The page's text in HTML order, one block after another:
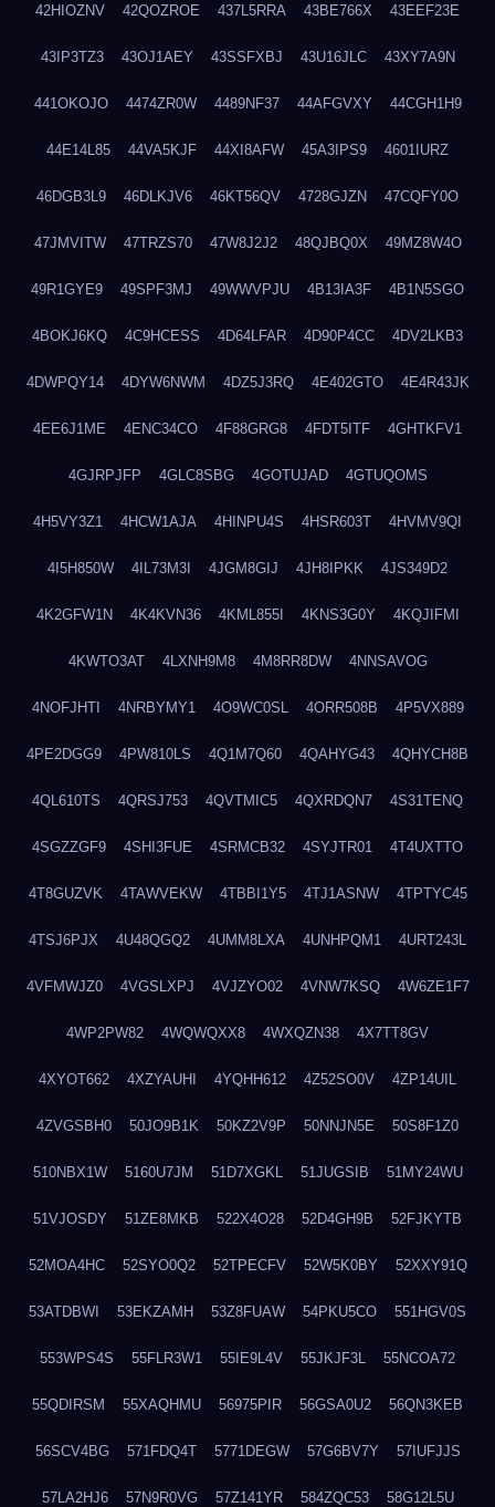
42HIOZNV 42QOZROE 437L5RRA 43BE766X 43EEF23E
43IP3TZ3 43OJ1AEY 43SSFXBJ 43U16JLC 43XY7A9N
441OKOJO 4474ZR0W 4489NF37 44AFGVXY 44CGH1H9
44E14L85 44VA5KJF 44XI8AFW 45A3IPS9 4601IURZ
46DGB3L9 46DLKJV6 46KT56QV 4728GJZN 47CQFY0O
47JMVITW 47TRZS70 47W8J2J2 48QJBQ0X 49MZ8W4O
49R1GYE9 49SPF3MJ 49WWVPJU 4B13IA3F 4B1N5SGO
4BOKJ6KQ 4C9HCESS 4D64LFAR 4D90P4CC 4DV2LKB3
4DWPQY14 4DYW6NWM 4DZ5J3RQ 4E402GTO 4E4R43JK
4EE6J1ME 4ENC34CO 4F88GRG8 4FDT5ITF 4GHTKFV1
4GJRPJFP 4GLC8SBG 4GOTUJAD 4GTUQOMS
4H5VY3Z1 4HCW1AJA 4HINPU4S 4HSR603T 4HVMV9QI
4I5H850W 4IL73M3I 4JGM8GIJ 4JH8IPKK 4JS349D2
4K2GFW1N 4K4KVN36 4KML855I 4KNS3G0Y 4KQJIFMI
4KWTO3AT 4LXNH9M8 4M8RR8DW 4NNSAVOG
4NOFJHTI 4NRBYMY1 4O9WC0SL 4ORR508B 4P5VX889
4PE2DGG9 4PW810LS 4Q1M7Q60 4QAHYG43 4QHYCH8B
4QL610TS 4QRSJ753 4QVTMIC5 4QXRDQN7 4S31TENQ
4SGZZGF9 4SHI3FUE 4SRMCB32 4SYJTR01 4T4UXTTO
4T8GUZVK 4TAWVEKW 4TBBI1Y5 4TJ1ASNW 4TPTYC45
4TSJ6PJX 4U48QGQ2 4UMM8LXA 4UNHPQM1 4URT243L
4VFMWJZ0 4VGSLXPJ 4VJZYO02 4VNW7KSQ 4W6ZE1F7
4WP2PW82 4WQWQXX8 4WXQZN38 4X7TT8GV
4XYOT662 4XZYAUHI 4YQHH612 4Z52SO0V 4ZP14UIL
4ZVGSBH0 50JO9B1K 50KZ2V9P 50NNJN5E 50S8F1Z0
510NBX1W 5160U7JM 51D7XGKL 51JUGSIB 51MY24WU
51VJOSDY 51ZE8MKB 522X4O28 52D4GH9B 52FJKYTB
52MOA4HC 52SYO0Q2 52TPECFV 52W5K0BY 52XXY91Q
53ATDBWI 53EKZAMH 53Z8FUAW 54PKU5CO 551HGV0S
553WPS4S 55FLR3W1 55IE9L4V 55JKJF3L 55NCOA72
55QDIRSM 55XAQHMU 56975PIR 56GSA0U2 56QN3KEB
56SCV4BG 571FDQ4T 5771DEGW 57G6BV7Y 57IUFJJS
57LA2HJ6 57N9R0VG 57Z141YR 584ZQC53 58G12L5U